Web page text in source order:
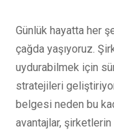
Günlük hayatta her
çağda yaşıyoruz.
uydurabilmek için
stratejileri
belgesi neden bu
avantajlar,